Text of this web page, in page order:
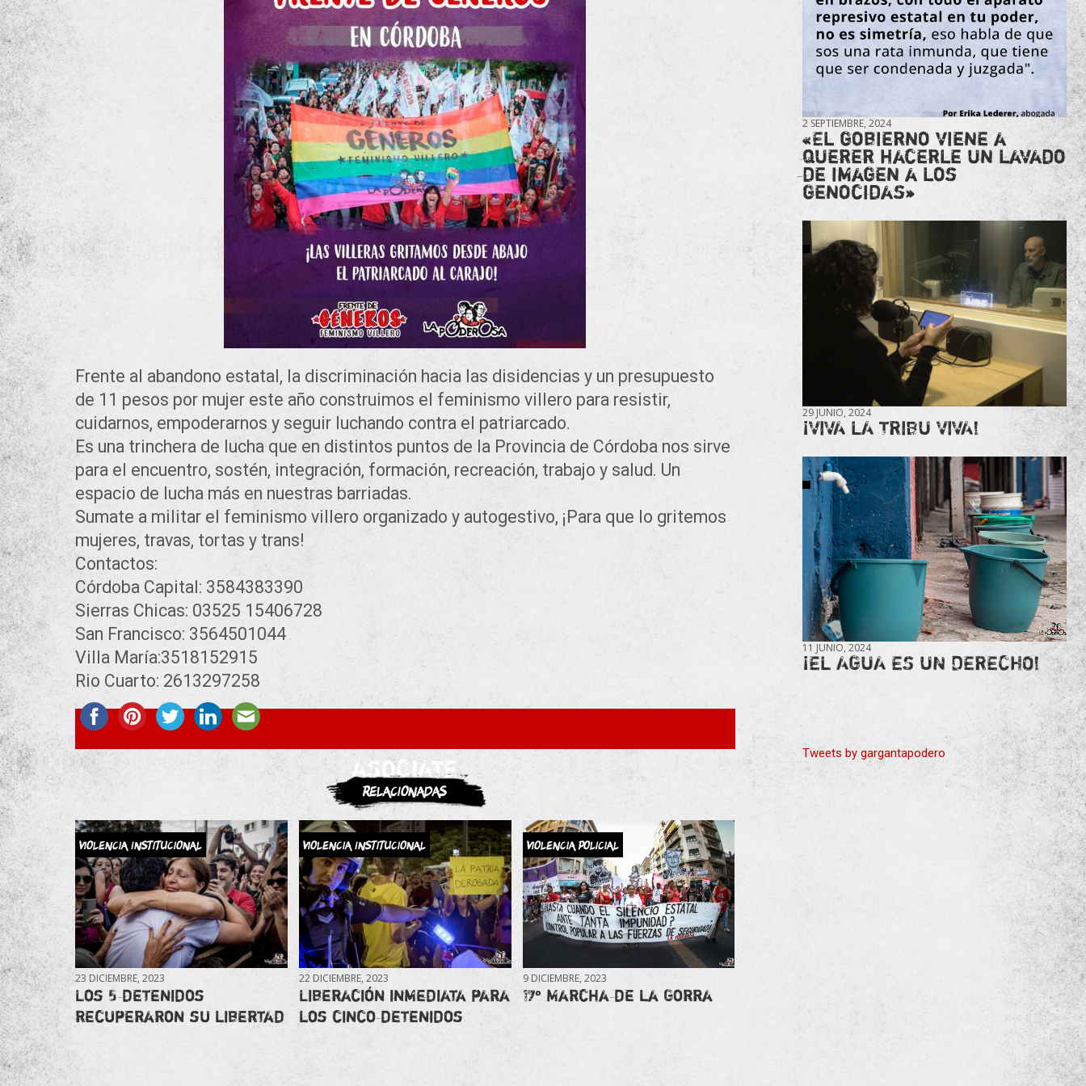
Frente al abandono estatal, la discriminación hacia las disidencias y un presupuesto
de 11 pesos por mujer este año construimos el feminismo villero para resistir,
cuidarnos, empoderarnos y seguir luchando contra el patriarcado.
Es una trinchera de lucha que en distintos puntos de la Provincia de Córdoba nos sirve
para el encuentro, sostén, integración, formación, recreación, trabajo y salud. Un
espacio de lucha más en nuestras barriadas.
Sumate a militar el feminismo villero organizado y autogestivo, ¡Para que lo gritemos
mujeres, travas, tortas y trans!
Contactos:
Córdoba Capital: 3584383390
Sierras Chicas: 03525 15406728
San Francisco: 3564501044
Villa María:3518152915
Rio Cuarto: 2613297258
ASOCIATE
Relacionadas
Violencia Institucional
23 DICIEMBRE, 2023
Los 5 detenidos
recuperaron su libertad
Violencia Institucional
22 DICIEMBRE, 2023
Liberación inmediata para
los cinco detenidos
Violencia Policial
9 DICIEMBRE, 2023
17° Marcha de la Gorra
2 SEPTIEMBRE, 2024
«El gobierno viene a
querer hacerle un lavado
de imagen a los
genocidas»
29 JUNIO, 2024
¡VIVA LA TRIBU VIVA!
11 JUNIO, 2024
¡EL AGUA ES UN DERECHO!
Tweets by gargantapodero